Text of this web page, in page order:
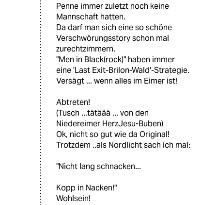
Penne immer zuletzt noch keine
Mannschaft hatten.
Da darf man sich eine so schöne
Verschwörungsstory schon mal
zurechtzimmern.
"Men in Black(rock)" haben immer
eine 'Last Exit-Brilon-Wald'-Strategie.
Versägt ... wenn alles im Eimer ist!
Abtreten!
(Tusch ...tätäää ... von den
Niedereimer HerzJesu-Buben)
Ok, nicht so gut wie da Original!
Trotzdem ..als Nordlicht sach ich mal:
"Nicht lang schnacken...
Kopp in Nacken!"
Wohlsein!